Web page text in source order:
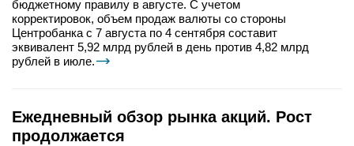
бюджетному правилу в августе. С учетом
корректировок, объем продаж валюты со стороны
Центробанка с 7 августа по 4 сентября составит
эквивалент 5,92 млрд рублей в день против 4,82 млрд
рублей в июле.
Ежедневный обзор рынка акций. Рост
продолжается